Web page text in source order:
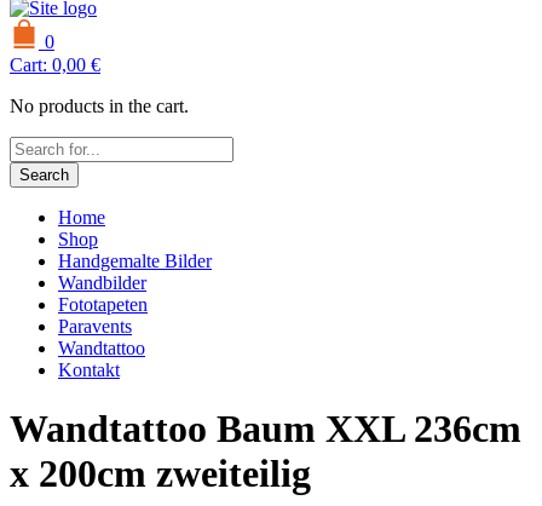
0
Cart: 0,00 €
No products in the cart.
Search
Home
Shop
Handgemalte Bilder
Wandbilder
Fototapeten
Paravents
Wandtattoo
Kontakt
Wandtattoo Baum XXL 236cm
x 200cm zweiteilig